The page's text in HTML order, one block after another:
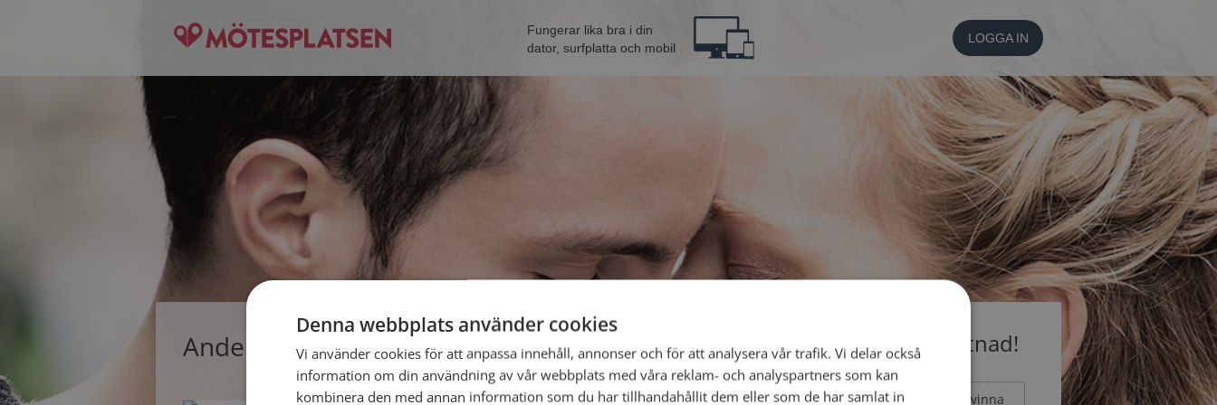
Fungerar lika bra i din
dator, surfplatta och mobil
LOGGA IN
Anders, singelman från Säffle Bli medlem utan kostnad!
Jag är en: Man Kvinna
Denna webbplats använder cookies
Vi använder cookies för att anpassa innehåll, annonser och för att analysera vår trafik. Vi delar också
information om din användning av vår webbplats med våra reklam- och analyspartners som kan
kombinera den med annan information som du har tillhandahållit dem eller som de har samlat in